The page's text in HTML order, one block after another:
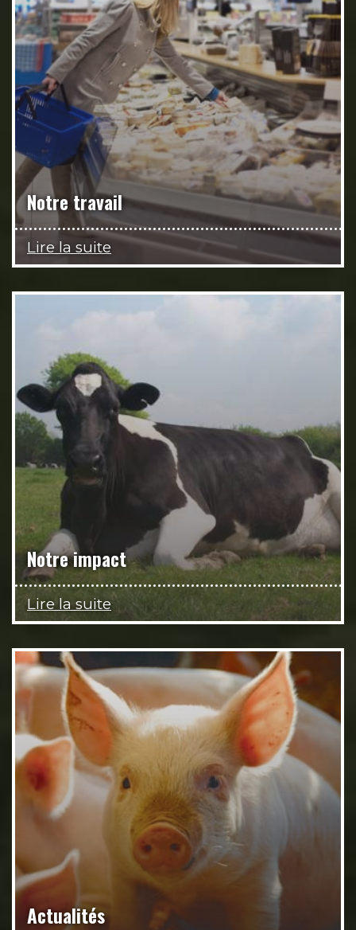
Notre travail
Lire la suite
Notre impact
Lire la suite
Actualités